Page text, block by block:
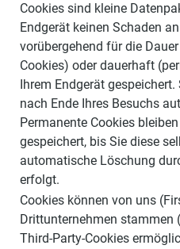
Cookies sind kleine
Endgerät keinen Schaden
vorübergehend für die
Cookies) oder dauerhaft
Ihrem Endgerät
nach Ende Ihres Besuchs
Permanente Cookies
gespeichert, bis Sie diese
automatische Löschung
erfolgt.
Cookies können von uns
Drittunternehmen stammen
Third-Party-Cookies